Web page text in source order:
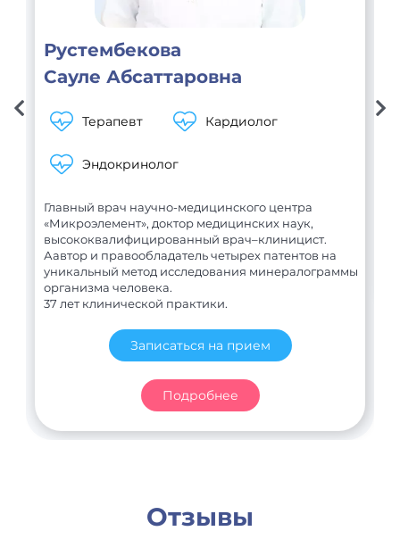
Рустембекова
Сауле Абсаттаровна
Терапевт Кардиолог
Эндокринолог
Главный врач научно-медицинского центра
«Микроэлемент», доктор медицинских наук,
высококвалифицированный врач–клиницист.
Аавтор и правообладатель четырех патентов на
уникальный метод исследования минералограммы
организма человека.
37 лет клинической практики.
Записаться на прием
Подробнее
Отзывы